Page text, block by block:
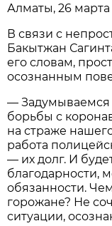
Алматы, 26
В связи с
Бакытжан
его словам,
осознанным
— Задумываемся
борьбы с
на страже
работа
— их долг. И
благодарности,
обязанности.
горожане? Не
ситуации,